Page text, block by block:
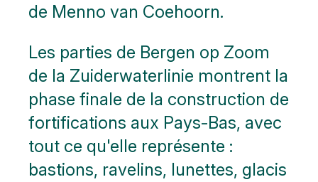
de Menno van Coehoorn.
Les parties de Bergen op Zoom
de la Zuiderwaterlinie montrent la
phase finale de la construction de
fortifications aux Pays-Bas, avec
tout ce qu'elle représente :
bastions, ravelins, lunettes, glacis